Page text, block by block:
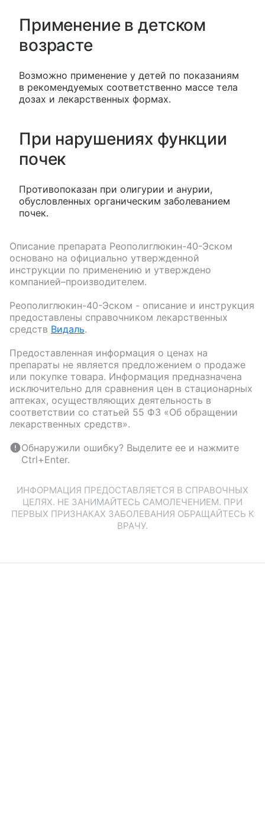
Применение в детском
возрасте
Возможно применение у детей по показаниям
в рекомендуемых соответственно массе тела
дозах и лекарственных формах.
При нарушениях функции
почек
Противопоказан при олигурии и анурии,
обусловленных органическим заболеванием
почек.
Описание препарата Реополиглюкин-40-Эском
основано на официально утвержденной
инструкции по применению и утверждено
компанией–производителем.
Реополиглюкин-40-Эском - описание и инструкция
предоставлены справочником лекарственных
средств Видаль.
Предоставленная информация о ценах на
препараты не является предложением о продаже
или покупке товара. Информация предназначена
исключительно для сравнения цен в стационарных
аптеках, осуществляющих деятельность в
соответствии со статьей 55 ФЗ «Об обращении
лекарственных средств».
Обнаружили ошибку? Выделите ее и нажмите
Ctrl+Enter.
ИНФОРМАЦИЯ ПРЕДОСТАВЛЯЕТСЯ В СПРАВОЧНЫХ
ЦЕЛЯХ. НЕ ЗАНИМАЙТЕСЬ САМОЛЕЧЕНИЕМ. ПРИ
ПЕРВЫХ ПРИЗНАКАХ ЗАБОЛЕВАНИЯ ОБРАЩАЙТЕСЬ К
ВРАЧУ.